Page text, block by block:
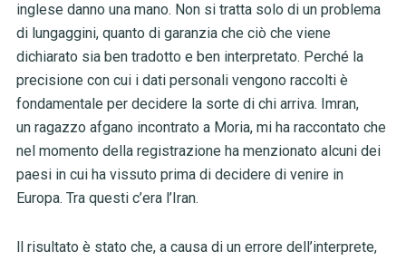
inglese danno una mano. Non si tratta solo di un problema
di lungaggini, quanto di garanzia che ciò che viene
dichiarato sia ben tradotto e ben interpretato. Perché la
precisione con cui i dati personali vengono raccolti è
fondamentale per decidere la sorte di chi arriva. Imran,
un ragazzo afgano incontrato a Moria, mi ha raccontato che
nel momento della registrazione ha menzionato alcuni dei
paesi in cui ha vissuto prima di decidere di venire in
Europa. Tra questi c’era l’Iran.
ll risultato è stato che, a causa di un errore dell’interprete,